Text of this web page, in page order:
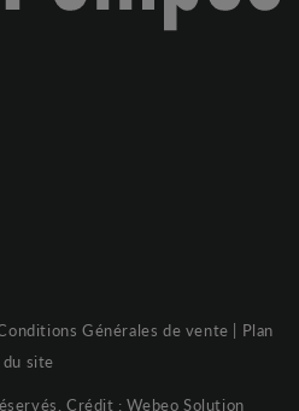
Générales de vente | Plan
du site
Crédit :Webeo Solution